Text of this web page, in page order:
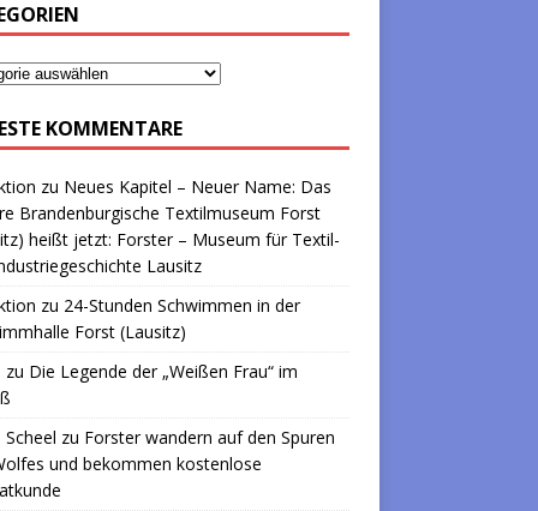
KOMMENTARE
zu Neues Kapitel – Neuer Name: Das
Brandenburgische Textilmuseum Forst
heißt jetzt: Forster – Museum für Textil-
Lausitz
zu 24-Stunden Schwimmen in der
Forst (Lausitz)
zu Die Legende der „Weißen Frau“ im
Scheel zu Forster wandern auf den Spuren
und bekommen kostenlose